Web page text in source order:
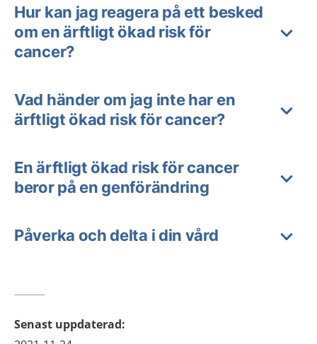
Hur kan jag reagera på ett besked
om en ärftligt ökad risk för
cancer?
Vad händer om jag inte har en
ärftligt ökad risk för cancer?
En ärftligt ökad risk för cancer
beror på en genförändring
Påverka och delta i din vård
Senast uppdaterad: